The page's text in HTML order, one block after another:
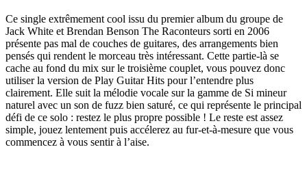
Ce single extrêmement cool issu du premier album du groupe de
Jack White et Brendan Benson The Raconteurs sorti en 2006
présente pas mal de couches de guitares, des arrangements bien
pensés qui rendent le morceau très intéressant. Cette partie-là se
cache au fond du mix sur le troisième couplet, vous pouvez donc
utiliser la version de Play Guitar Hits pour l’entendre plus
clairement. Elle suit la mélodie vocale sur la gamme de Si mineur
naturel avec un son de fuzz bien saturé, ce qui représente le principal
défi de ce solo : restez le plus propre possible ! Le reste est assez
simple, jouez lentement puis accélerez au fur-et-à-mesure que vous
commencez à vous sentir à l’aise.